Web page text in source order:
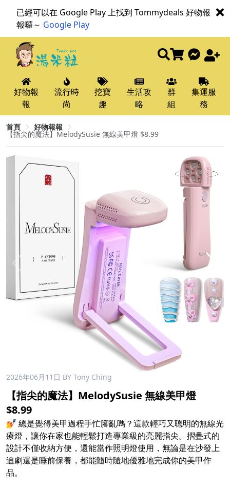
已經可以在 Google Play 上找到 Tommydeals 好物報
報囉～ Google Play
好物報
報
流行時
尚
挖寶
趣
生活攻
略
群
組
集運服
務
首頁 好物報報
【指尖的魔法】MelodySusie 無線美甲燈 $8.99
2026年06月11日 BY Tony Ching
【指尖的魔法】MelodySusie 無線美甲燈
$8.99
💅 總是覺得美甲過程手忙腳亂嗎？這款輕巧又聰明的無線光
療燈，讓你在家也能輕鬆打造專業級的亮麗指尖。摺疊式的
設計不僅收納方便，還能當作照明燈使用，無論是在沙發上
追劇還是睡前保養，都能隨時隨地優雅地完成你的美甲作
品。